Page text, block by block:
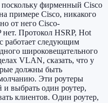
поскольку фирменный Cisco
примере Cisco, никакого
от него Cisco-
Протокол HSRP, Hot
работает следующим
широковещательного
VLAN, сказать, что у
должны быть
Эти роутеры
выбрать один роутер,
клиентов. Один роутер,